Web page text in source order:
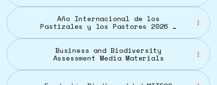
sectors and scales
Año Internacional de los
Pastizales y los Pastores 2026 |
Business and Biodiversity
Assessment Media Materials